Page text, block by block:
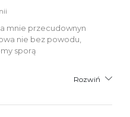
mnie przecudownyn
nie bez powodu,
sporą
Rozwiń